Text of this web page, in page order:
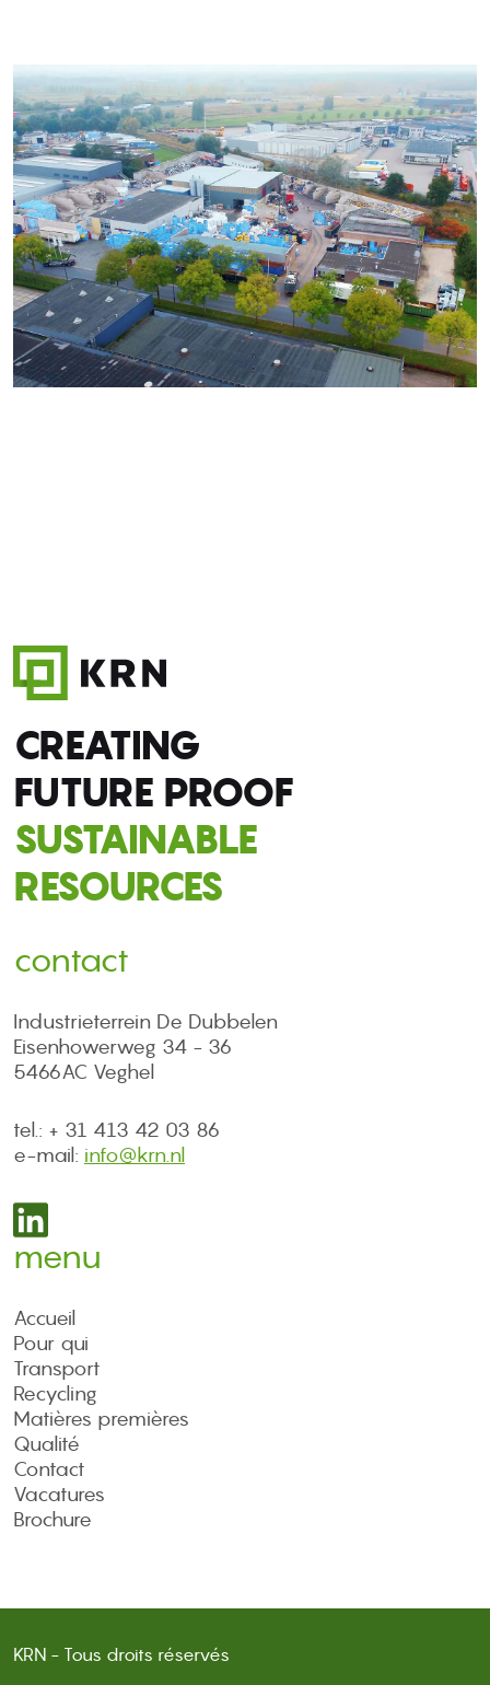
CREATING
FUTURE PROOF
SUSTAINABLE
RESOURCES
contact
Industrieterrein De Dubbelen
Eisenhowerweg 34 - 36
5466AC Veghel
tel.: + 31 413 42 03 86
e-mail: info@krn.nl
menu
Accueil
Pour qui
Transport
Recycling
Matières premières
Qualité
Contact
Vacatures
Brochure
KRN - Tous droits réservés